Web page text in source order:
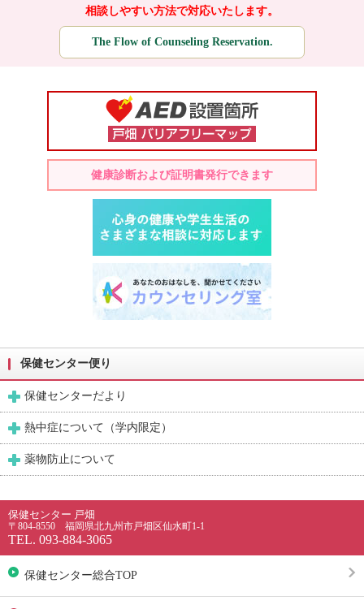
相談しやすい方法で対応いたします。
The Flow of Counseling Reservation.
健康診断および証明書発行できます
保健センター便り
保健センターだより
熱中症について（学内限定）
薬物防止について
保健センター 戸畑
〒804-8550 福岡県北九州市戸畑区仙水町1-1
TEL. 093-884-3065
保健センター総合TOP